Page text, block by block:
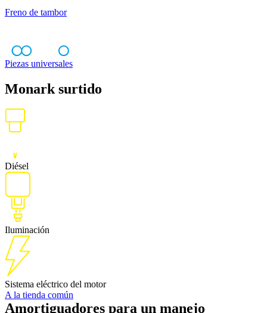
Freno de tambor
Piezas universales
Monark surtido
Diésel
Iluminación
Sistema eléctrico del motor
A la tienda común
Amortiguadores para un manejo